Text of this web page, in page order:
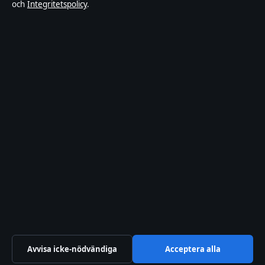
nöjesnyheter. Varje artikel har en namngiven byline,
WorldRSS · Så verifierar vi vår rapportering
och Integritetspolicy.
Avvisa icke-nödvändiga Acceptera alla